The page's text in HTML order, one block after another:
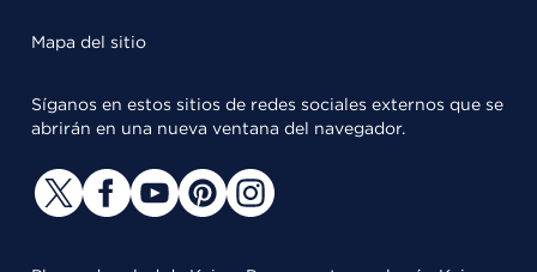
Mapa del sitio
Síganos en estos sitios de redes sociales externos que se
abrirán en una nueva ventana del navegador.